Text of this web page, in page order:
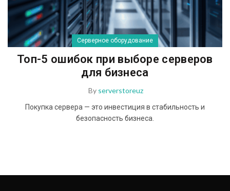
Серверное оборудование
Топ-5 ошибок при выборе серверов
для бизнеса
By serverstoreuz
Покупка сервера — это инвестиция в стабильность и
безопасность бизнеса.